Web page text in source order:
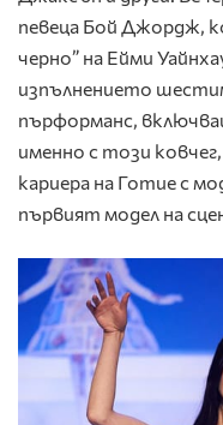
певеца Бой Джордж,
черно” на Ейми
изпълнението
пърформанс,
именно с този
кариера на Готие с
първият модел на